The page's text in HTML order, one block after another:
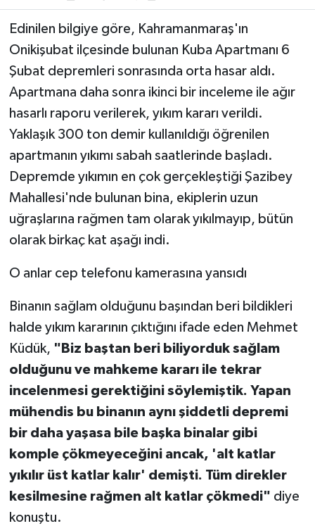
Edinilen bilgiye göre, Kahramanmaraş'ın
Onikişubat ilçesinde bulunan Kuba Apartmanı 6
Şubat depremleri sonrasında orta hasar aldı.
Apartmana daha sonra ikinci bir inceleme ile ağır
hasarlı raporu verilerek, yıkım kararı verildi.
Yaklaşık 300 ton demir kullanıldığı öğrenilen
apartmanın yıkımı sabah saatlerinde başladı.
Depremde yıkımın en çok gerçekleştiği Şazibey
Mahallesi'nde bulunan bina, ekiplerin uzun
uğraşlarına rağmen tam olarak yıkılmayıp, bütün
olarak birkaç kat aşağı indi.
O anlar cep telefonu kamerasına yansıdı
Binanın sağlam olduğunu başından beri bildikleri
halde yıkım kararının çıktığını ifade eden Mehmet
Küdük, "Biz baştan beri biliyorduk sağlam
olduğunu ve mahkeme kararı ile tekrar
incelenmesi gerektiğini söylemiştik. Yapan
mühendis bu binanın aynı şiddetli depremi
bir daha yaşasa bile başka binalar gibi
komple çökmeyeceğini ancak, 'alt katlar
yıkılır üst katlar kalır' demişti. Tüm direkler
kesilmesine rağmen alt katlar çökmedi" diye
konuştu.
TEKNOLOJİ
YAŞAM